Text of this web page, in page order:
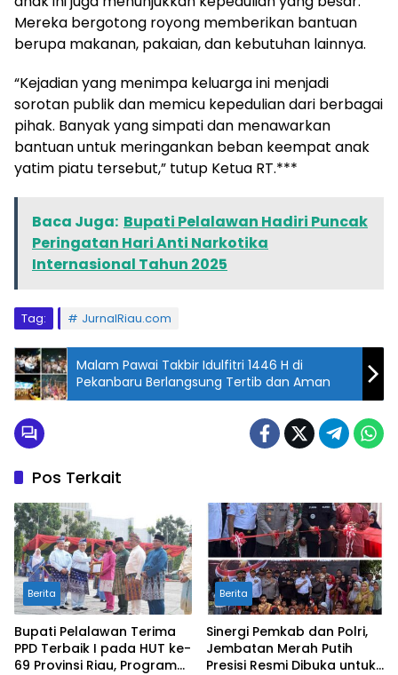
Mereka bergotong royong memberikan bantuan
berupa makanan, pakaian, dan kebutuhan lainnya.
“Kejadian yang menimpa keluarga ini menjadi
sorotan publik dan memicu kepedulian dari berbagai
pihak. Banyak yang simpati dan menawarkan
bantuan untuk meringankan beban keempat anak
yatim piatu tersebut,” tutup Ketua RT.***
Baca Juga: Bupati Pelalawan Hadiri Puncak
Peringatan Hari Anti Narkotika
Internasional Tahun 2025
Tag: JurnalRiau.com
Malam Pawai Takbir Idulfitri 1446 H di
Pekanbaru Berlangsung Tertib dan Aman
Pos Terkait
Berita
Bupati Pelalawan Terima
PPD Terbaik I pada HUT ke-
69 Provinsi Riau, Program
Berita
Sinergi Pemkab dan Polri,
Jembatan Merah Putih
Presisi Resmi Dibuka untuk